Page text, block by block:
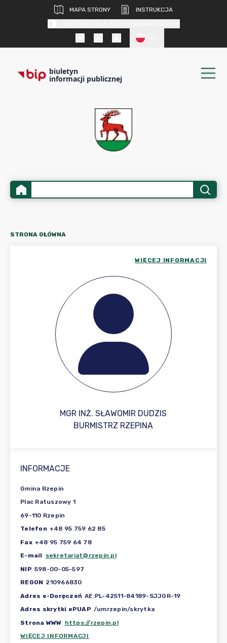
MAPA STRONY
INSTRUKCJA
biuletyn
informacji publicznej
STRONA GŁÓWNA
MGR INŻ. SŁAWOMIR DUDZIS
WIĘCEJ INFORMACJI
BURMISTRZ RZEPINA
INFORMACJE
Gmina Rzepin
Plac Ratuszowy 1
69-110 Rzepin
Telefon +48 95 759 62 85
Fax +48 95 759 64 78
E-mail
sekretariat@rzepin.pl
NIP 598-00-05-597
REGON 210966830
Adres e-Doręczeń AE:PL-42511-84189-SJJGR-19
Adres skrytki ePUAP /umrzepin/skrytka
Strona WWW https://rzepin.pl
WIĘCEJ INFORMACJI